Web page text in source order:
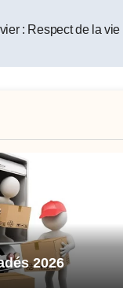
: Respect de la vie
2026